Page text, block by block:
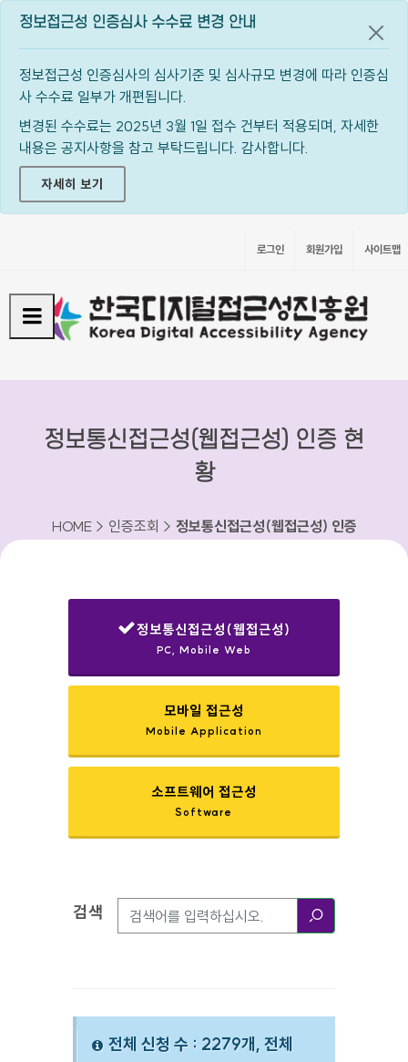
정보접근성 인증심사 수수료 변경 안내
정보접근성 인증심사의 심사기준 및 심사규모 변경에 따라 인증심
사 수수료 일부가 개편됩니다.
변경된 수수료는 2025년 3월 1일 접수 건부터 적용되며, 자세한
내용은 공지사항을 참고 부탁드립니다. 감사합니다.
자세히 보기
공지
로그인 회원가입 사이트맵
정보통신접근성(웹접근성) 인증 현
황
HOME > 인증조회 > 정보통신접근성(웹접근성) 인증
정보통신접근성(웹접근성)
PC, Mobile Web
모바일 접근성
Mobile Application
소프트웨어 접근성
Software
검색옵션
검색
전체 신청 수 : 2279개, 전체